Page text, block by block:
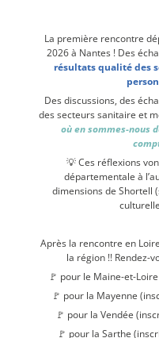
La première rencontre
2026 à Nantes ! Des
résultats qualité des
Des discussions, des
des secteurs sanitaire et
où en sommes-nous
💡 Ces réflexions
départementale à
dimensions de Shortell
Après la rencontre en
la région !! Rendez-
🚩 pour le Maine-et-
🚩 pour la Mayenne
🚩 pour la Vendée
🚩 pour la Sarthe